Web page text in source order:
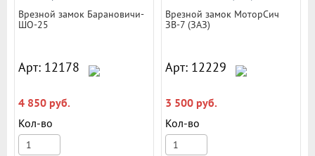
Нора-М
DAF Kilit
Edson
Loid
Mottura
Puerto
RENZ
Врезной замок Барановичи-
ШО-25
Арт: 12178
4 850 руб.
Кол-во
Врезной замок МоторСич
ЗВ-7 (ЗАЗ)
Арт: 12229
3 500 руб.
Кол-во